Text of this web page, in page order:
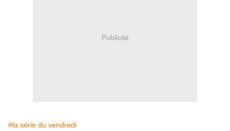
Publicité
#la série du vendredi